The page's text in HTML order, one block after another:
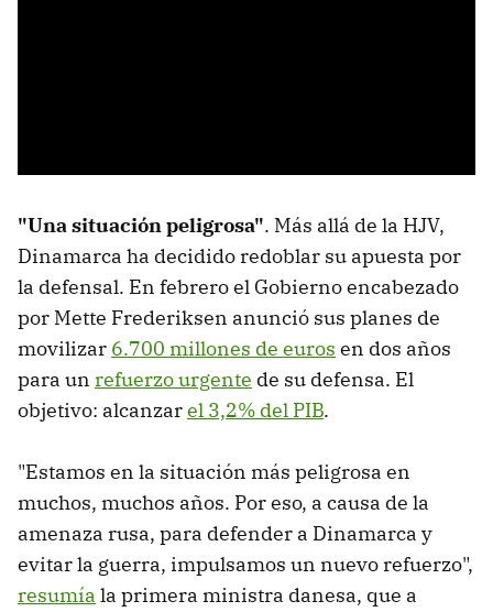
"Una situación peligrosa". Más allá de la HJV,
Dinamarca ha decidido redoblar su apuesta por
la defensal. En febrero el Gobierno encabezado
por Mette Frederiksen anunció sus planes de
movilizar 6.700 millones de euros en dos años
para un refuerzo urgente de su defensa. El
objetivo: alcanzarel 3,2% del PIB.
"Estamos en la situación más peligrosa en
muchos, muchos años. Por eso, a causa de la
amenaza rusa, para defender a Dinamarca y
evitar la guerra, impulsamos un nuevo refuerzo",
resumía la primera ministra danesa, que a